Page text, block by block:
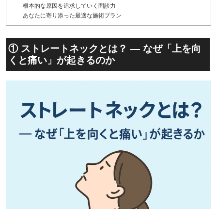
根本的な原因を追求していく問診力
あなたに寄り添った最適な施術プラン
① ストレートネックとは？ — なぜ「上を向
くと痛い」が起きるのか